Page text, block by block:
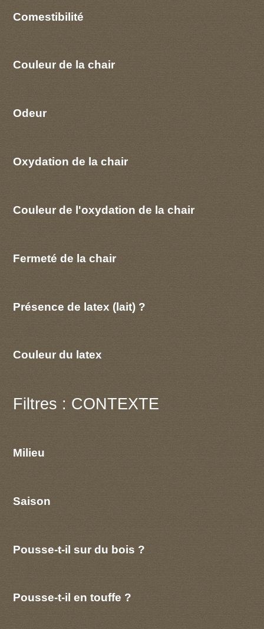
Comestibilité
Couleur de la chair
Odeur
Oxydation de la chair
Couleur de l'oxydation de la chair
Fermeté de la chair
Présence de latex (lait) ?
Couleur du latex
Filtres : CONTEXTE
Milieu
Saison
Pousse-t-il sur du bois ?
Pousse-t-il en touffe ?